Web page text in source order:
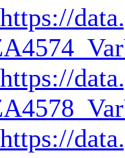
https://
https://
https://